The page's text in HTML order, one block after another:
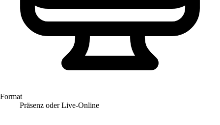
Format
Präsenz oder Live-Online